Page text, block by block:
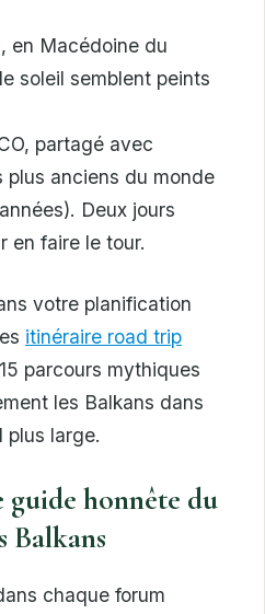
en Macédoine du
soleil semblent peints
partagé avec
plus anciens du monde
Deux jours
en faire le tour.
votre planification
itinéraire road trip
parcours mythiques
les Balkans dans
plus large.
guide honnête du
Balkans
chaque forum